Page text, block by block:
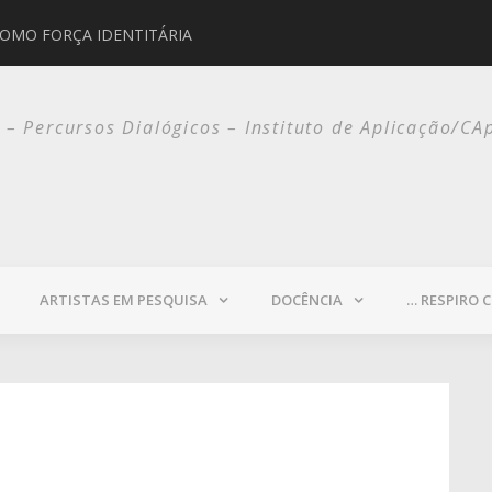
Percursos Dialógicos – Instituto de Aplicação/
ARTISTAS EM PESQUISA DOCÊNCIA … RESPIRO